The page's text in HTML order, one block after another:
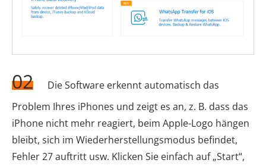
02
Die Software erkennt automatisch das
Problem Ihres iPhones und zeigt es an, z. B. dass das
iPhone nicht mehr reagiert, beim Apple-Logo hängen
bleibt, sich im Wiederherstellungsmodus befindet,
Fehler 27 auftritt usw. Klicken Sie einfach auf „Start“,